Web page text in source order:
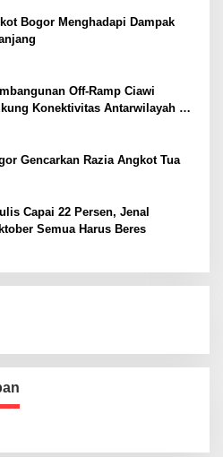
Bogor Menghadapi Dampak
Off-Ramp Ciawi
Konektivitas Antarwilayah di
Gencarkan Razia Angkot Tua
Capai 22 Persen, Jenal
Semua Harus Beres